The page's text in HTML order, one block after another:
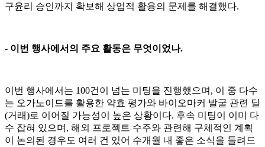
구윤리 승인까지 확보해 상업적 활용의 문제를 해결했다.
- 이번 행사에서의 주요 활동은 무엇이었나.
이번 행사에서는 100건이 넘는 미팅을 진행했으며, 이 중 다수
는 오가노이드를 활용한 약효 평가와 바이오마커 발굴 관련 딜
(거래)로 이어질 가능성이 높은 상황이다. 후속 미팅이 이미 다
수 잡혀 있으며, 해외 프로젝트 수주와 관련해 구체적인 계획
이 논의된 경우도 여러 건 있어 수개월 내 좋은 소식을 들려드